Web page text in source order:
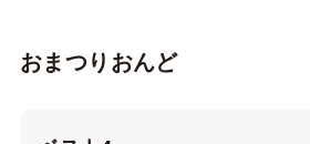
おまつりおんど